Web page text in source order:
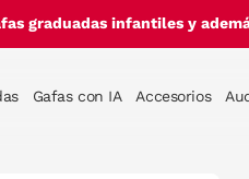
graduadas infantiles y
Gafas con IA Accesorios